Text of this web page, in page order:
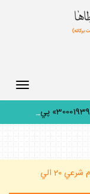
_
(ساعت پاسخگوي احكام شرعي 20 الي